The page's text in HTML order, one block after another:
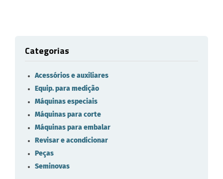
Categorias
Acessórios e auxiliares
Equip. para medição
Máquinas especiais
Máquinas para corte
Máquinas para embalar
Revisar e acondicionar
Peças
Seminovas